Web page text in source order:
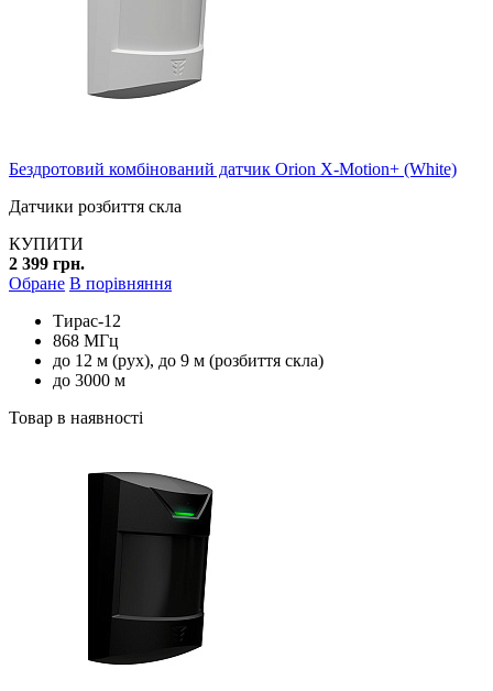
Бездротовий комбінований датчик Orion X-Motion+ (White)
Датчики розбиття скла
КУПИТИ
2 399 грн.
Обране В порівняння
Тирас-12
868 МГц
до 12 м (рух), до 9 м (розбиття скла)
до 3000 м
Товар в наявності